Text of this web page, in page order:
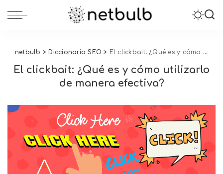
netbulb > Diccionario SEO > El clickbait: ¿Qué es y cómo utilizarlo de manera efectiva?
El clickbait: ¿Qué es y cómo utilizarlo
de manera efectiva?